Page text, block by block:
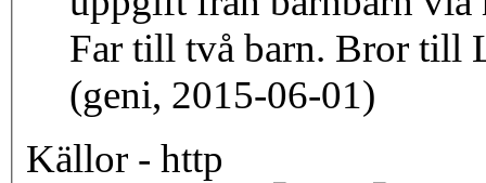
Far till två barn. Bror till
(geni, 2015-06-01)
Källor - http